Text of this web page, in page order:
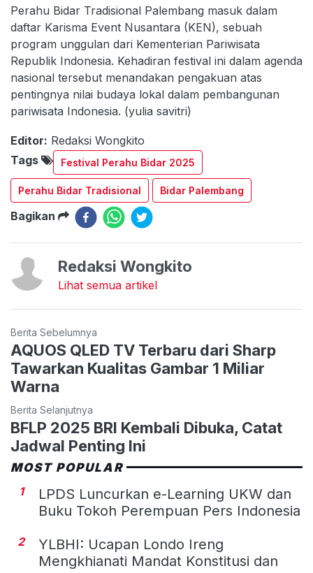
Perahu Bidar Tradisional Palembang masuk dalam
daftar Karisma Event Nusantara (KEN), sebuah
program unggulan dari Kementerian Pariwisata
Republik Indonesia. Kehadiran festival ini dalam agenda
nasional tersebut menandakan pengakuan atas
pentingnya nilai budaya lokal dalam pembangunan
pariwisata Indonesia. (yulia savitri)
Editor: Redaksi Wongkito
Tags
Festival Perahu Bidar 2025
Perahu Bidar Tradisional Bidar Palembang
Bagikan
Redaksi Wongkito
Lihat semua artikel
Berita Sebelumnya
AQUOS QLED TV Terbaru dari Sharp
Tawarkan Kualitas Gambar 1 Miliar
Warna
Berita Selanjutnya
BFLP 2025 BRI Kembali Dibuka, Catat
Jadwal Penting Ini
MOST POPULAR
1
LPDS Luncurkan e-Learning UKW dan
Buku Tokoh Perempuan Pers Indonesia
2
YLBHI: Ucapan Londo Ireng
Mengkhianati Mandat Konstitusi dan